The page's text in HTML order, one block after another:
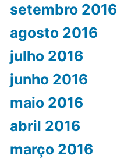
setembro 2016
agosto 2016
julho 2016
junho 2016
maio 2016
abril 2016
março 2016